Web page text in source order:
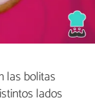
las bolitas
lados